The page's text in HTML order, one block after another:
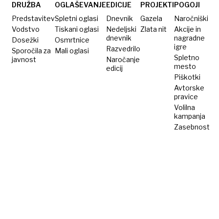
dovolj
odstotkov.
Kakšni
so
predlogi
rešitev?
DRUŽBA
Predstavitev
Vodstvo
Dosežki
Sporočila za
javnost
OGLAŠEVANJE
Spletni oglasi
Tiskani oglasi
Osmrtnice
Mali oglasi
EDICIJE
Dnevnik
Nedeljski
dnevnik
Razvedrilo
Naročanje
edicij
PROJEKTI
Gazela
Zlata nit
POGOJI
Naročniški
Akcije in
nagradne
igre
Spletno
mesto
Piškotki
Avtorske
pravice
Volilna
kampanja
Zasebnost